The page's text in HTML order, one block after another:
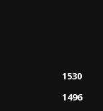
1530
1496